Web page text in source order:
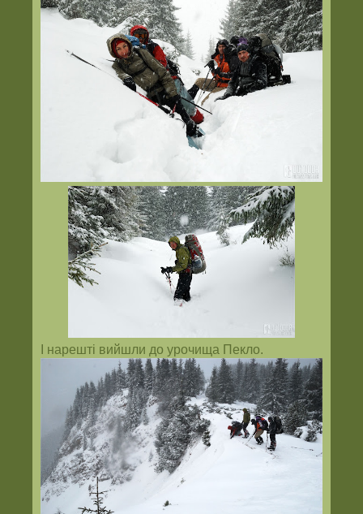
І нарешті вийшли до урочища Пекло.